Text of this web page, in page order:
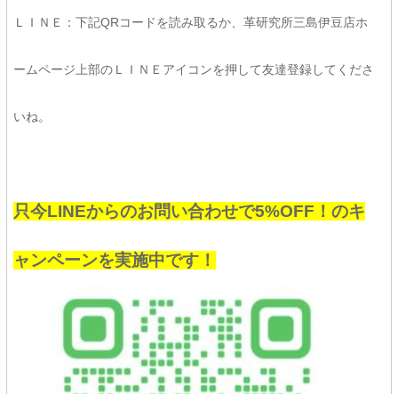
ＬＩＮＥ：下記QRコードを読み取るか、革研究所三島伊豆店ホ
ームページ上部のＬＩＮＥアイコンを押して友達登録してくださ
いね。
只今LINEからのお問い合わせで5%OFF！のキ
ャンペーンを実施中です！